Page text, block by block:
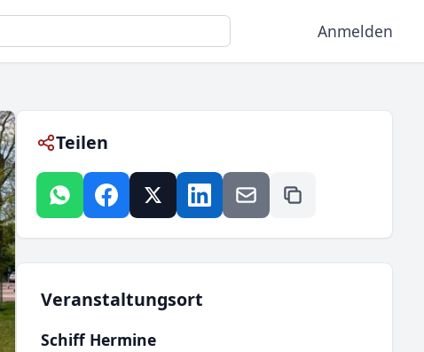
Anmelden
Teilen
Veranstaltungsort
Schiff Hermine